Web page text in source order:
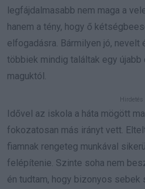
legfájdalmasabb nem maga a
hanem a tény, hogy ő
elfogadásra. Bármilyen jó,
többiek mindig találtak egy újabb
maguktól.
Idővel az iskola a háta mögött
fokozatosan más irányt vett.
fiamnak rengeteg munkával
felépítenie. Szinte soha nem
én tudtam, hogy bizonyos sebek